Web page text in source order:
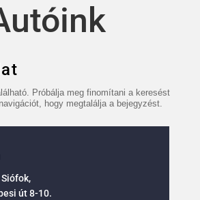
Próbálja meg finomítani a keresést
hogy megtalálja a bejegyzést.
út 8-10.